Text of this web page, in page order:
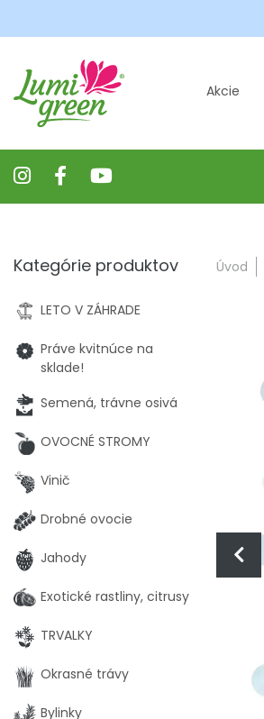
Akcie
Úvod
Kategórie produktov
LETO V ZÁHRADE
Práve kvitnúce na
sklade!
Semená, trávne osivá
OVOCNÉ STROMY
Vinič
Drobné ovocie
Jahody
Exotické rastliny, citrusy
TRVALKY
Okrasné trávy
Bylinky